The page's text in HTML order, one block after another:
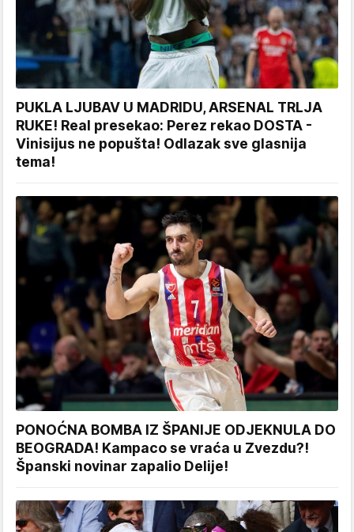
PUKLA LJUBAV U MADRIDU, ARSENAL TRLJA
RUKE! Real presekao: Perez rekao DOSTA -
Vinisijus ne popušta! Odlazak sve glasnija
tema!
PONOĆNA BOMBA IZ ŠPANIJE ODJEKNULA DO
BEOGRADA! Kampaco se vraća u Zvezdu?!
Španski novinar zapalio Delije!